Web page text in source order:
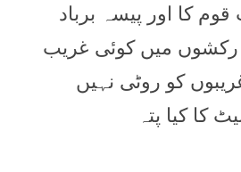
کا اور پیسہ برباد
رکشوں میں کوئی غریب
کو روٹی نہیں
کا کیا پتہ